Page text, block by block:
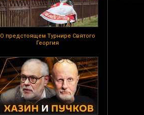
О предстоящем Турнире Святого
Георгия